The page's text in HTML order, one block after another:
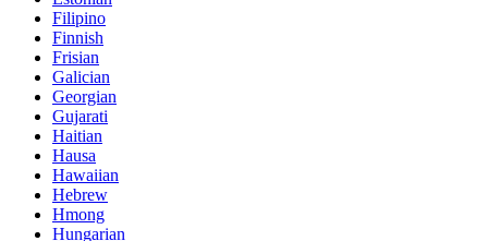
Filipino
Finnish
Frisian
Galician
Georgian
Gujarati
Haitian
Hausa
Hawaiian
Hebrew
Hmong
Hungarian